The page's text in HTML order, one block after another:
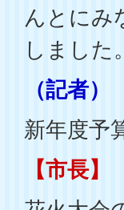
んとにみ
しました。
（記者）
新年度予
【市長】